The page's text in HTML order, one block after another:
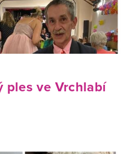
ples ve Vrchlabí